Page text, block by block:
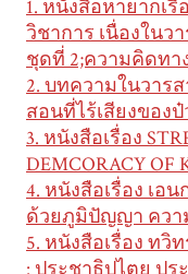
1. หนังสือหายากเ
วิชาการ เนื่องในว
ชุดที่ 2;ความคิดทา
2. บทความในวาร
สอนที่ไร้เสียงของ
3. หนังสือเรื่อง
DEMCORACY OF
4. หนังสือเรื่อง เอ
ด้วยภูมิปัญญา ควา
5. หนังสือเรื่อง ท
: ประชาธิปไตย ป